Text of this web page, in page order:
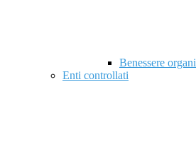
Benessere
Enti controllati